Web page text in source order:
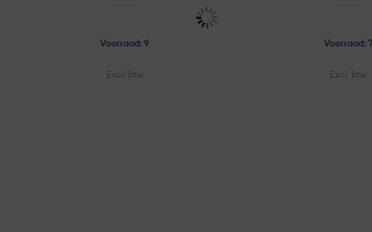
Voorraad: 9
Excl. btw
Voorraad: 7
Excl. btw